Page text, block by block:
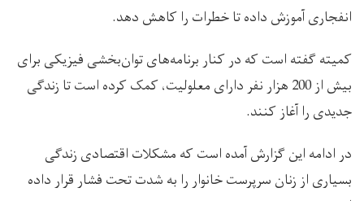
انفجاری آموزش داده تا خطرات را کاهش دهد.
کمیته گفته است که در کنار برنامه‌های توان‌بخشی فیزیکی برای
بیش از 200 هزار نفر دارای معلولیت، کمک کرده است تا زندگی
جدیدی را آغاز کنند.
در ادامه این گزارش آمده است که مشکلات اقتصادی زندگی
بسیاری از زنان سرپرست خانوار را به شدت تحت فشار قرار داده